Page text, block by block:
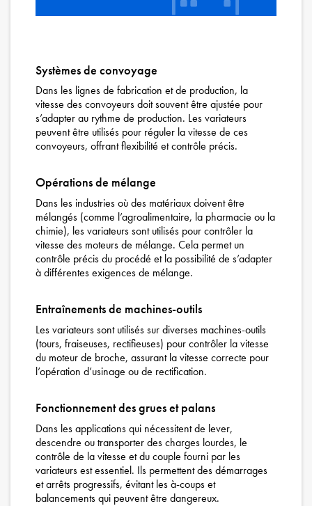
Systèmes de convoyage
Dans les lignes de fabrication et de production, la
vitesse des convoyeurs doit souvent être ajustée pour
s’adapter au rythme de production. Les variateurs
peuvent être utilisés pour réguler la vitesse de ces
convoyeurs, offrant flexibilité et contrôle précis.
Opérations de mélange
Dans les industries où des matériaux doivent être
mélangés (comme l’agroalimentaire, la pharmacie ou la
chimie), les variateurs sont utilisés pour contrôler la
vitesse des moteurs de mélange. Cela permet un
contrôle précis du procédé et la possibilité de s’adapter
à différentes exigences de mélange.
Entraînements de machines-outils
Les variateurs sont utilisés sur diverses machines-outils
(tours, fraiseuses, rectifieuses) pour contrôler la vitesse
du moteur de broche, assurant la vitesse correcte pour
l’opération d’usinage ou de rectification.
Fonctionnement des grues et palans
Dans les applications qui nécessitent de lever,
descendre ou transporter des charges lourdes, le
contrôle de la vitesse et du couple fourni par les
variateurs est essentiel. Ils permettent des démarrages
et arrêts progressifs, évitant les à-coups et
balancements qui peuvent être dangereux.